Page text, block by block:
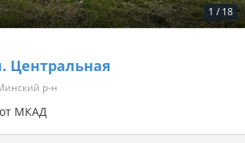
1 / 18
Центральная
р-н
МКАД